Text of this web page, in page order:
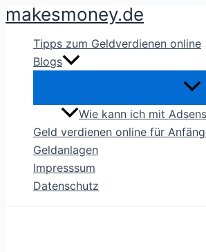
Zum
springen
makesmoney.de
Tipps zum Geldverdienen online
Blogs
Wie kann ich mit
Geld verdienen online für
Geldanlagen
Impresssum
Datenschutz